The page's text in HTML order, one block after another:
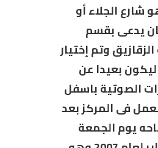
شارع الجلاء أو
يدعى بقسم
وتم إختيار
بعيدا عن
الصوتية باسفل
فى المركز بعد
يوم الجمعة